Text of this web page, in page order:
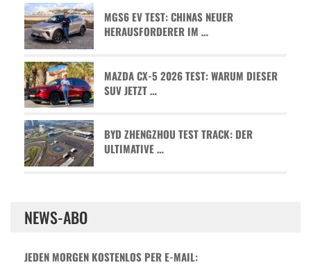
MGS6 EV TEST: CHINAS NEUER
HERAUSFORDERER IM …
MAZDA CX-5 2026 TEST: WARUM DIESER
SUV JETZT …
BYD ZHENGZHOU TEST TRACK: DER
ULTIMATIVE …
NEWS-ABO
JEDEN MORGEN KOSTENLOS PER E-MAIL: